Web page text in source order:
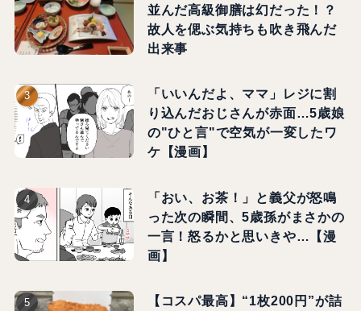
並んだ高級御膳は幻だった！？
故人を偲ぶ気持ちも吹き飛んだ
出来事
「いいんだよ、ママ」レジに割
り込んだおじさんが赤面…5歳娘
の"ひと言"で空気が一変したワ
ケ【漫画】
「おい、お茶！」と義父が怒鳴
った次の瞬間、5歳孫がまさかの
一言！怒るかと思いきや…【漫
画】
【コスパ最高】“1枚200円”が詰